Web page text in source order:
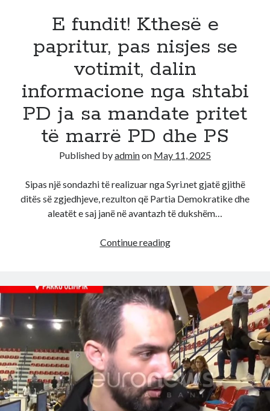
eshte
ne
avantazh
E fundit! Kthesë e
papritur, pas nisjes se
votimit, dalin
informacione nga shtabi
PD ja sa mandate pritet
të marrë PD dhe PS
Published byadminon May 11, 2025
Sipas një sondazhi të realizuar nga Syri.net gjatë gjithë
ditës së zgjedhjeve, rezulton që Partia Demokratike dhe
aleatët e saj janë në avantazh të dukshëm…
Continue readingE
e
papritur,
pas
nisjes
se
votimit,
dalin
informacione
nga